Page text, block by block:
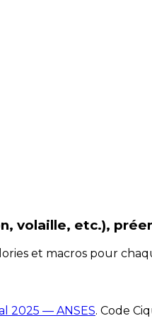
volaille, etc.),
et macros pour
2025 — ANSES. Code